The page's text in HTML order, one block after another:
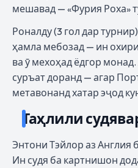
мешавад — «Фурия Роха»
Роналду (3 гол дар
ҳамла мебозад — ин
ва ӯ мехоҳад ёдгор
суръат доранд — агар
метавонанд хатар эҷод
Таҳлили
Энтони Тэйлор аз Англия
Ин судя ба картнишон